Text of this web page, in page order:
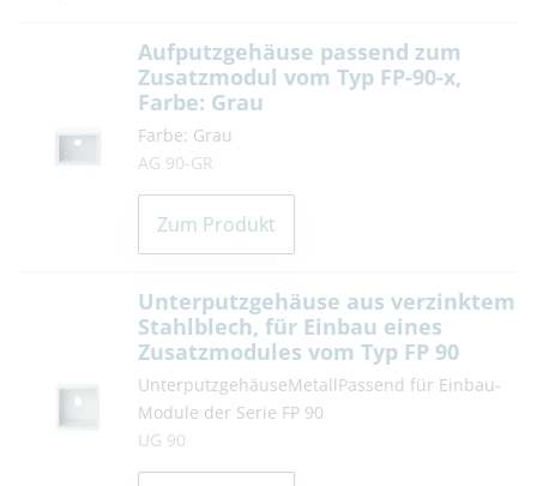
Aufputzgehäuse passend zum
Zusatzmodul vom Typ FP-90-x,
Farbe: Grau
Farbe: Grau
AG 90-GR
Zum Produkt
Unterputzgehäuse aus verzinktem
Stahlblech, für Einbau eines
Zusatzmodules vom Typ FP 90
UnterputzgehäuseMetallPassend für Einbau-
Module der Serie FP 90
UG 90